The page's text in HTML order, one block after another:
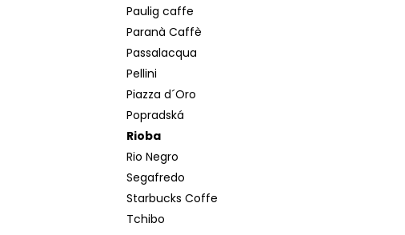
Paulig caffe
Paranà Caffè
Passalacqua
Pellini
Piazza d´Oro
Popradská
Rioba
Rio Negro
Segafredo
Starbucks Coffe
Tchibo